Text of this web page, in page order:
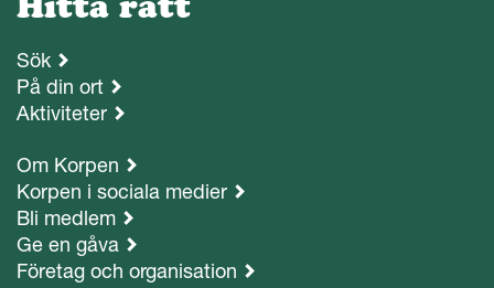
Sök
På din ort
Aktiviteter
Om Korpen
Korpen i sociala medier
Bli medlem
Ge en gåva
Företag och organisation